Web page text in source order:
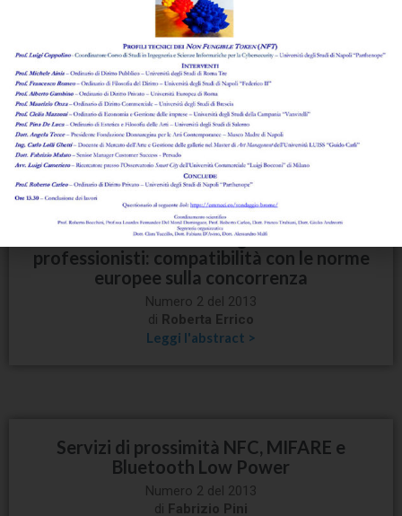
Pubblicazione di fotografie scattate
abusivamente e reato di interferenze
illecite nella vita privata
Numero 2 del 2013
diFiammetta Caggiano
Leggi l'abstract >
La formazione obbligatoria dei
professionisti: compatibilità con le norme
europee sulla concorrenza
Numero 2 del 2013
di Roberta Errico
Leggi l'abstract >
Servizi di prossimità NFC, MIFARE e
Bluetooth Low Power
Numero 2 del 2013
di Fabrizio Pini